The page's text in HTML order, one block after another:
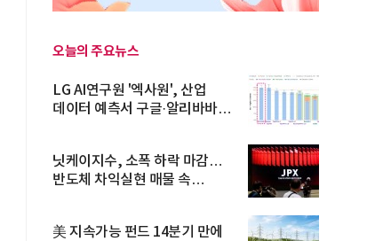
오늘의 주요뉴스
LG AI연구원 '엑사원', 산업
데이터 예측서 구글·알리바바
닛케이지수, 소폭 하락 마감…
반도체 차익실현 매물 속
美 지속가능 펀드 14분기 만에